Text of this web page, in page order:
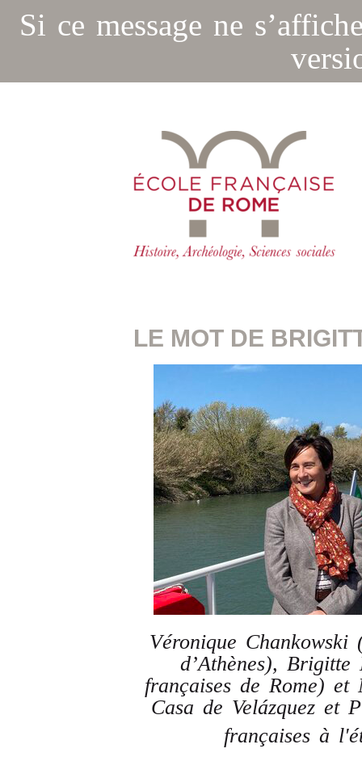
Si ce message ne
LE MOT DE
Véronique
d’Athènes),
françaises de Rome)
Casa de Velázquez et
françaises à